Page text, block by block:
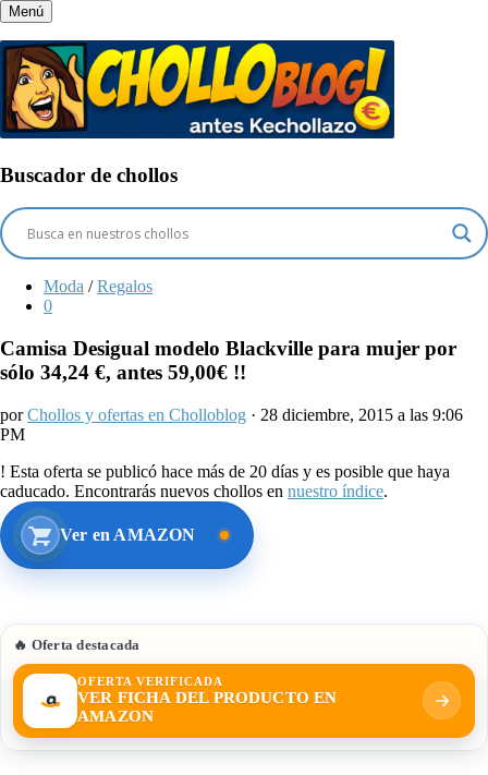
Menú
Buscador de chollos
Moda / Regalos
0
Camisa Desigual modelo Blackville para mujer por
sólo 34,24 €, antes 59,00€ !!
porChollos y ofertas en Cholloblog · 28 diciembre, 2015 a las 9:06
PM
! Esta oferta se publicó hace más de 20 días y es posible que haya
caducado. Encontrarás nuevos chollos en nuestro índice.
Ver en AMAZON
🔥 Oferta destacada
OFERTA VERIFICADA
VER FICHA DEL PRODUCTO EN
AMAZON